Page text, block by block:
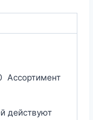
Ассортимент
действуют